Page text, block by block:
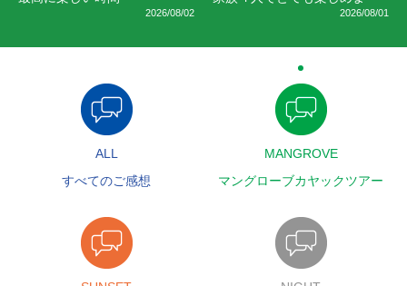
2026/08/02 2026/08/01
ALL
すべてのご感想
MANGROVE
マングローブカヤックツアー